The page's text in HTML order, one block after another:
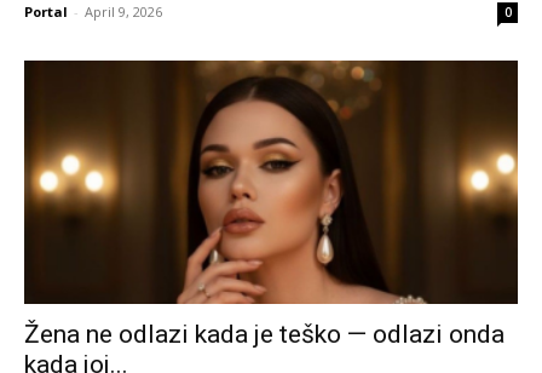
Portal - April 9, 2026 0
Žena ne odlazi kada je teško — odlazi onda
kada joj...